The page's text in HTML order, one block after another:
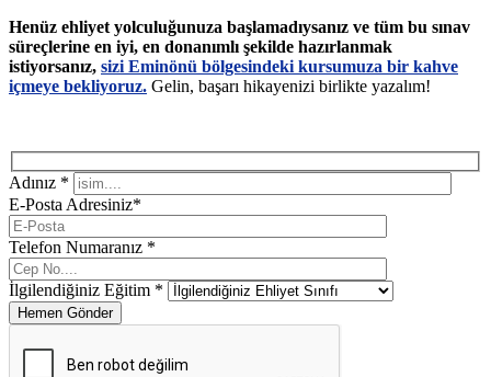
Henüz ehliyet yolculuğunuza başlamadıysanız ve tüm bu sınav
süreçlerine en iyi, en donanımlı şekilde hazırlanmak
istiyorsanız, sizi Eminönü bölgesindeki kursumuza bir kahve
içmeye bekliyoruz. Gelin, başarı hikayenizi birlikte yazalım!
Adınız *
E-Posta Adresiniz*
Telefon Numaranız *
İlgilendiğiniz Eğitim *
Hemen Gönder